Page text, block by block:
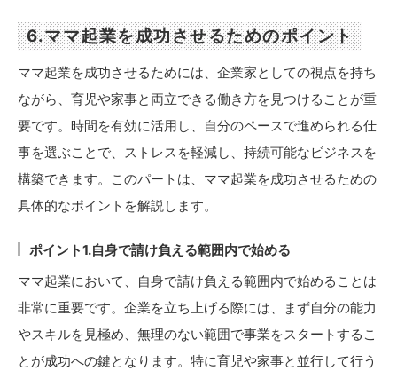
6.ママ起業を成功させるためのポイント
ママ起業を成功させるためには、企業家としての視点を持ち
ながら、育児や家事と両立できる働き方を見つけることが重
要です。時間を有効に活用し、自分のペースで進められる仕
事を選ぶことで、ストレスを軽減し、持続可能なビジネスを
構築できます。このパートは、ママ起業を成功させるための
具体的なポイントを解説します。
ポイント1.自身で請け負える範囲内で始める
ママ起業において、自身で請け負える範囲内で始めることは
非常に重要です。企業を立ち上げる際には、まず自分の能力
やスキルを見極め、無理のない範囲で事業をスタートするこ
とが成功への鍵となります。特に育児や家事と並行して行う